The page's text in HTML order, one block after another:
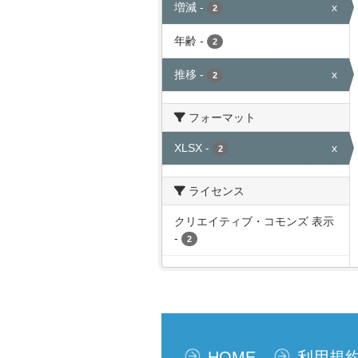
増減 - 2 x
年齢 - 2
推移 - 2 x
フォーマット
XLSX - 2 x
ライセンス
クリエイティブ・コモンズ 表示
-
2